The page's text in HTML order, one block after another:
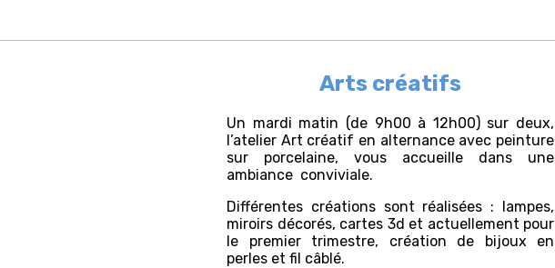
Arts créatifs
Un mardi matin (de 9h00 à 12h00) sur deux,
l’atelier Art créatif en alternance avec peinture
sur porcelaine, vous accueille dans une
ambiance conviviale.
Différentes créations sont réalisées : lampes,
miroirs décorés, cartes 3d et actuellement pour
le premier trimestre, création de bijoux en
perles et fil câblé.